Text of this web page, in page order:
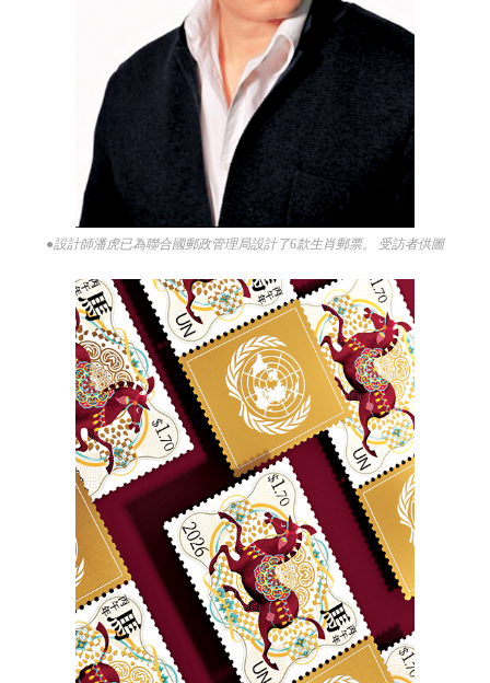
●設計師潘虎已為聯合國郵政管理局設計了6款生肖郵票。 受訪者供圖